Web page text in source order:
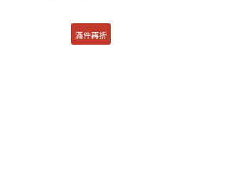
滿件再折